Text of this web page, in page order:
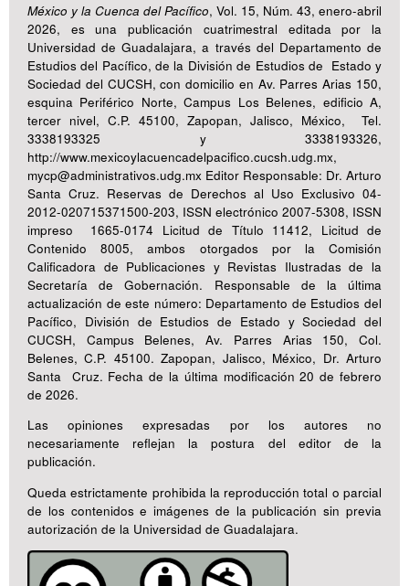
México y la Cuenca del Pacífico, Vol. 15, Núm. 43, enero-abril
2026, es una publicación cuatrimestral editada por la
Universidad de Guadalajara, a través del Departamento de
Estudios del Pacífico, de la División de Estudios de Estado y
Sociedad del CUCSH, con domicilio en Av. Parres Arias 150,
esquina Periférico Norte, Campus Los Belenes, edificio A,
tercer nivel, C.P. 45100, Zapopan, Jalisco, México, Tel.
3338193325 y 3338193326,
http://www.mexicoylacuencadelpacifico.cucsh.udg.mx,
mycp@administrativos.udg.mx Editor Responsable: Dr. Arturo
Santa Cruz. Reservas de Derechos al Uso Exclusivo 04-
2012-020715371500-203, ISSN electrónico 2007-5308, ISSN
impreso 1665-0174 Licitud de Título 11412, Licitud de
Contenido 8005, ambos otorgados por la Comisión
Calificadora de Publicaciones y Revistas Ilustradas de la
Secretaría de Gobernación. Responsable de la última
actualización de este número: Departamento de Estudios del
Pacífico, División de Estudios de Estado y Sociedad del
CUCSH, Campus Belenes, Av. Parres Arias 150, Col.
Belenes, C.P. 45100. Zapopan, Jalisco, México, Dr. Arturo
Santa Cruz. Fecha de la última modificación 20 de febrero
de 2026.
Las opiniones expresadas por los autores no
necesariamente reflejan la postura del editor de la
publicación.
Queda estrictamente prohibida la reproducción total o parcial
de los contenidos e imágenes de la publicación sin previa
autorización de la Universidad de Guadalajara.